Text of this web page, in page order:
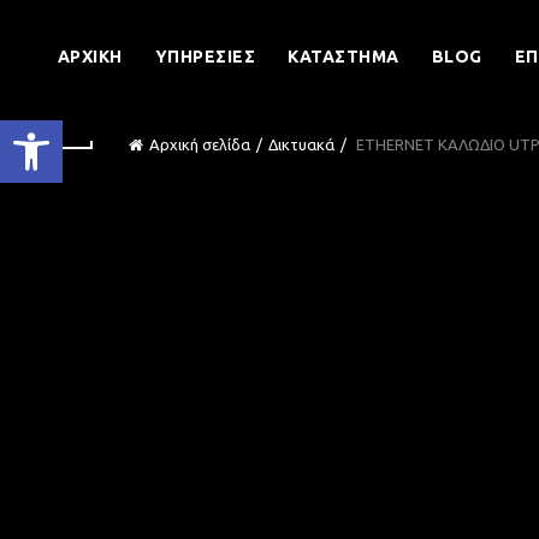
Ανοίξτε τη γραμμή εργαλείων
ΑΡΧΙΚΉ ΥΠΗΡΕΣΊΕΣ ΚΑΤΆΣΤΗΜΑ BLOG
Αρχική σελίδα Δικτυακά ETHERNET ΚΑΛΩΔΙΟ